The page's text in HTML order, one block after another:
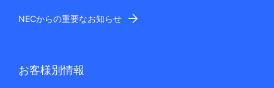
NECからの重要なお知らせ
お客様別情報